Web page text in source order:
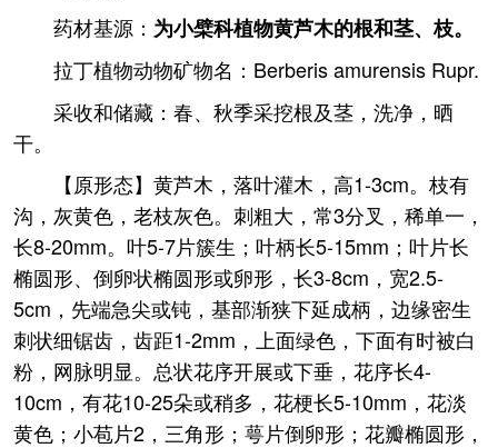
药材基源： 为小檗科植物黄芦木的根和茎、枝。
拉丁植物动物矿物名：Berberis amurensis Rupr.
采收和储藏：春、秋季采挖根及茎，洗净，晒
干。
【原形态】黄芦木，落叶灌木，高1-3cm。枝有
沟，灰黄色，老枝灰色。刺粗大，常3分叉，稀单一，
长8-20mm。叶5-7片簇生；叶柄长5-15mm；叶片长
椭圆形、倒卵状椭圆形或卵形，长3-8cm，宽2.5-
5cm，先端急尖或钝，基部渐狭下延成柄，边缘密生
刺状细锯齿，齿距1-2mm，上面绿色，下面有时被白
粉，网脉明显。总状花序开展或下垂，花序长4-
10cm，有花10-25朵或稍多，花梗长5-10mm，花淡
黄色；小苞片2，三角形；萼片倒卵形；花瓣椭圆形，